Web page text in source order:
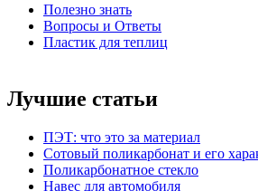
Полезно знать
Вопросы и Ответы
Пластик для теплиц
Лучшие статьи
ПЭТ: что это за материал
Сотовый поликарбонат и его
Поликарбонатное стекло
Навес для автомобиля